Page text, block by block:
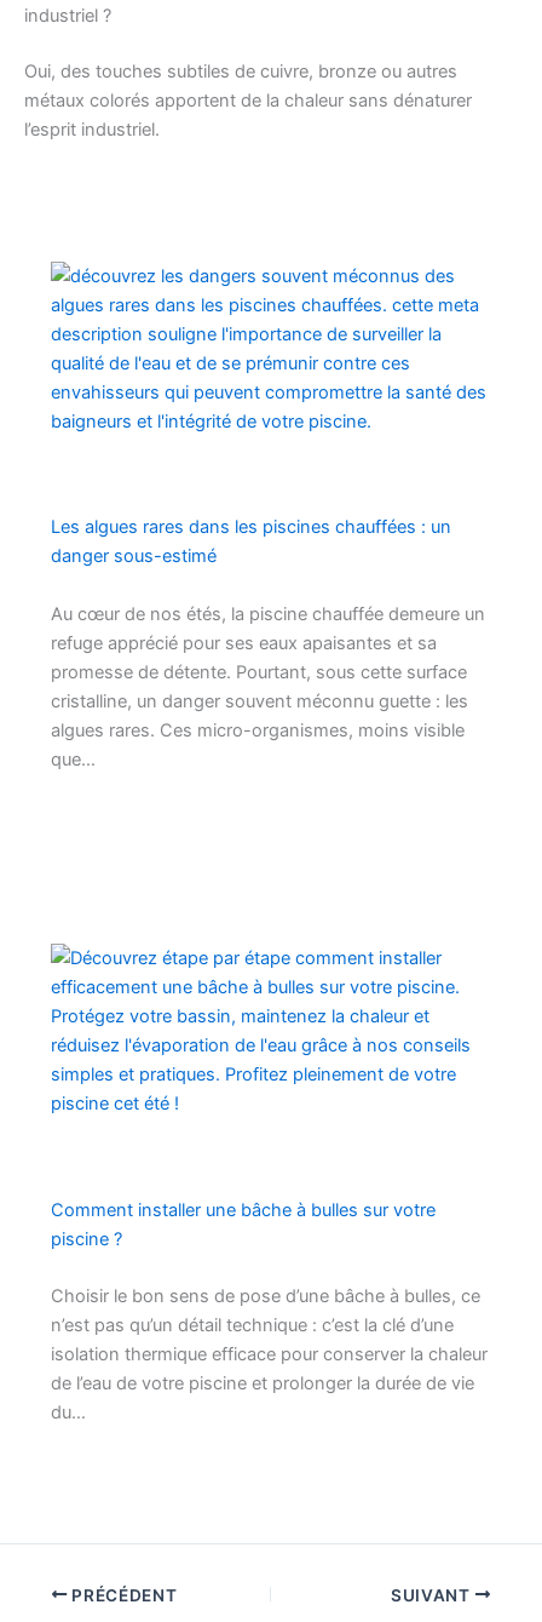
industriel ?
Oui, des touches subtiles de cuivre, bronze ou autres
métaux colorés apportent de la chaleur sans dénaturer
l’esprit industriel.
Les algues rares dans les piscines chauffées : un
danger sous-estimé
Au cœur de nos étés, la piscine chauffée demeure un
refuge apprécié pour ses eaux apaisantes et sa
promesse de détente. Pourtant, sous cette surface
cristalline, un danger souvent méconnu guette : les
algues rares. Ces micro-organismes, moins visible
que…
Comment installer une bâche à bulles sur votre
piscine ?
Choisir le bon sens de pose d’une bâche à bulles, ce
n’est pas qu’un détail technique : c’est la clé d’une
isolation thermique efficace pour conserver la chaleur
de l’eau de votre piscine et prolonger la durée de vie
du…
PRÉCÉDENT SUIVANT